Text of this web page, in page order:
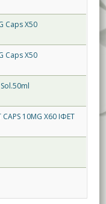
Caps X50
Caps X50
CAPS 10MG X60 ΙΦΕΤ